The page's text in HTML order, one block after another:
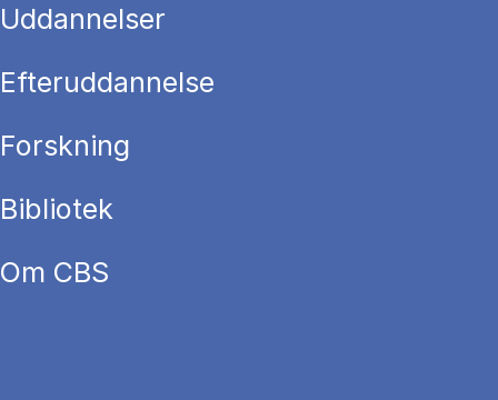
Uddannelser
Efteruddannelse
Forskning
Bibliotek
Om CBS